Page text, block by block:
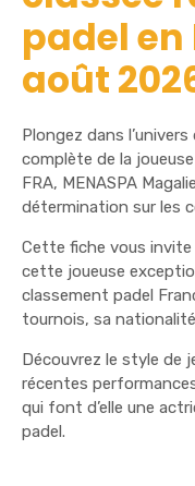
padel en
août
Plongez dans
complète de la joueuse
FRA, MENASPA
détermination sur les
Cette fiche vous invite
cette joueuse
classement padel
tournois, sa
Découvrez le style de
récentes
qui font d’elle une
padel.